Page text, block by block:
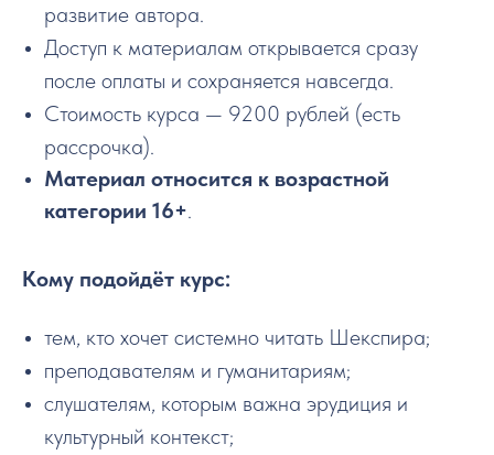
развитие автора.
Доступ к материалам открывается сразу
после оплаты и сохраняется навсегда.
Стоимость курса — 9200 рублей (есть
рассрочка).
Материал относится к возрастной
категории 16+.
Кому подойдёт курс:
тем, кто хочет системно читать Шекспира;
преподавателям и гуманитариям;
слушателям, которым важна эрудиция и
культурный контекст;